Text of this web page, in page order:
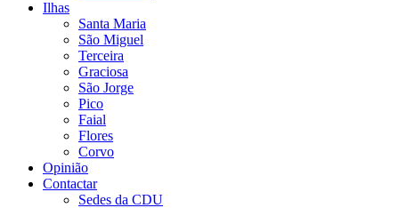
Ilhas
Santa Maria
São Miguel
Terceira
Graciosa
São Jorge
Pico
Faial
Flores
Corvo
Opinião
Contactar
Sedes da CDU